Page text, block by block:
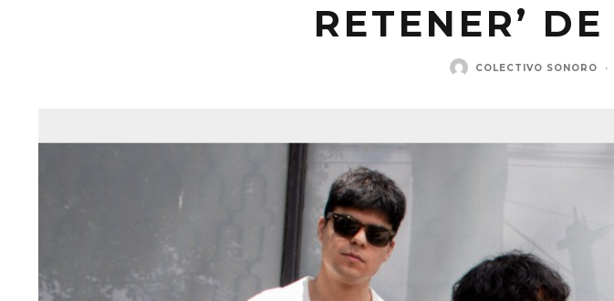
RETENER’
COLECTIVO SONORO ·